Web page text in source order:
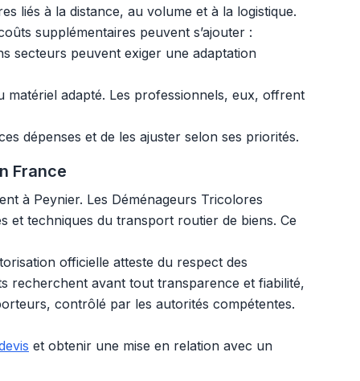
liés à la distance, au volume et à la logistique.
supplémentaires peuvent s’ajouter :
secteurs peuvent exiger une adaptation
adapté. Les professionnels, eux, offrent
dépenses et de les ajuster selon ses priorités.
France
à Peynier. Les Déménageurs Tricolores
et techniques du transport routier de biens. Ce
officielle atteste du respect des
recherchent avant tout transparence et fiabilité,
contrôlé par les autorités compétentes.
et obtenir une mise en relation avec un